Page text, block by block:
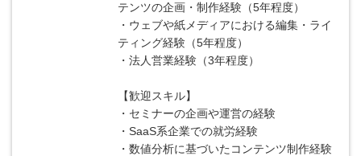
テンツの企画・制作経験（5年程度）
・ウェブや紙メディアにおける編集・ライ
ティング経験（5年程度）
・法人営業経験（3年程度）
【歓迎スキル】
・セミナーの企画や運営の経験
・SaaS系企業での就労経験
・数値分析に基づいたコンテンツ制作経験